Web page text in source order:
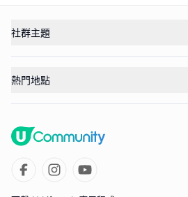
社群主題
熱門地點